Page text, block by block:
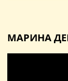
МАРИНА